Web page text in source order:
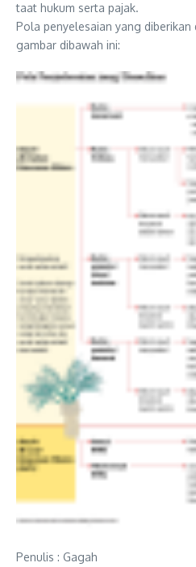
taat hukum serta pajak.
Pola penyelesaian yang diberikan
gambar dibawah ini:
Penulis : Gagah